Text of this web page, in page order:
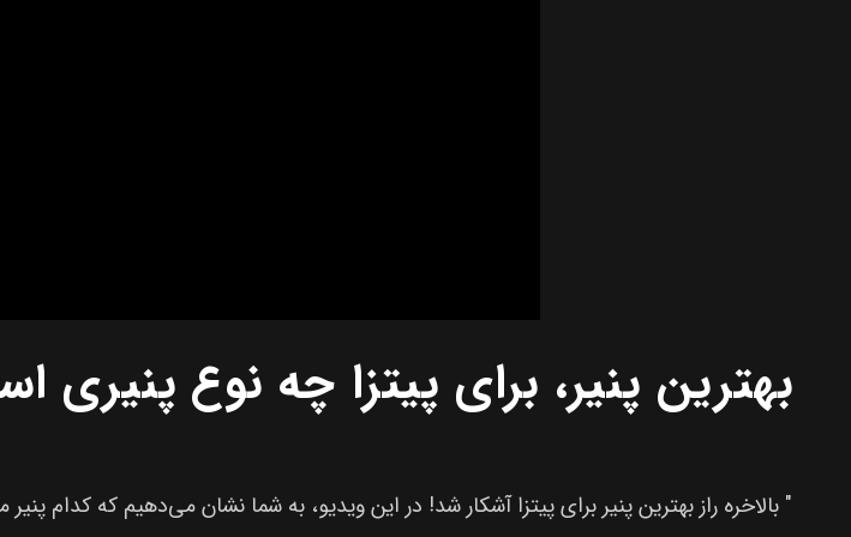
بهترین پنیر، برای پیتزا چه نوع پنیری
" بالاخره راز بهترین پنیر برای پیتزا آشکار شد! در این ویدیو، به شما نشان می‌دهیم که کدام